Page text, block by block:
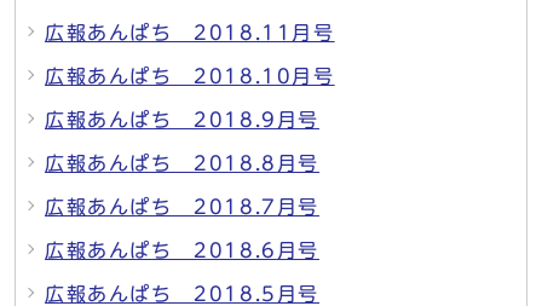
広報あんぱち 2018.11月号
広報あんぱち 2018.10月号
広報あんぱち 2018.9月号
広報あんぱち 2018.8月号
広報あんぱち 2018.7月号
広報あんぱち 2018.6月号
広報あんぱち 2018.5月号